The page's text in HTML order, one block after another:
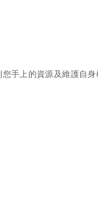
手上的資源及維護自